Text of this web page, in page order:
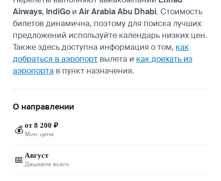
Airways, IndiGo и Air Arabia Abu Dhabi. Стоимость
билетов динамична, поэтому для поиска лучших
предложений используйте календарь низких цен.
Также здесь доступна информация о том, как
добраться в аэропорт вылета и как доехать из
аэропорта в пункт назначения.
О направлении
💰 от 8 200 ₽
Мин. цена
📅 Август
Дешевле всего